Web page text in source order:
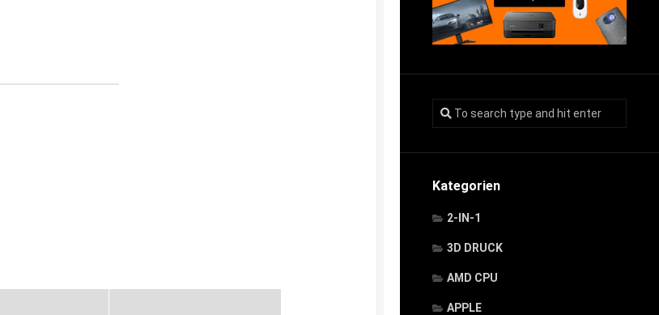
Kategorien
2-IN-1
3D DRUCK
AMD CPU
APPLE